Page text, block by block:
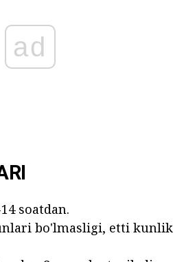
ad
soatdan.
bo'lmasligi, etti kunlik